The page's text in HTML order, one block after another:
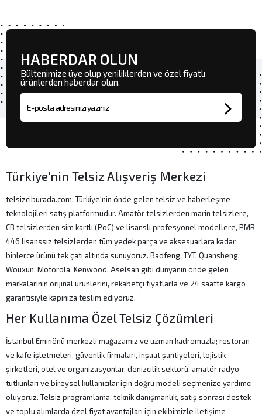
HABERDAR OLUN
Bültenimize üye olup yeniliklerden ve özel fiyatlı
ürünlerden haberdar olun.
E-posta adresi
Türkiye'nin Telsiz Alışveriş Merkezi
telsizciburada.com, Türkiye'nin önde gelen telsiz ve haberleşme
teknolojileri satış platformudur. Amatör telsizlerden marin telsizlere,
CB telsizlerden sim kartlı (PoC) ve lisanslı profesyonel modellere, PMR
446 lisanssız telsizlerden tüm yedek parça ve aksesuarlara kadar
binlerce ürünü tek çatı altında sunuyoruz. Baofeng, TYT, Quansheng,
Wouxun, Motorola, Kenwood, Aselsan gibi dünyanın önde gelen
markalarının orijinal ürünlerini, rekabetçi fiyatlarla ve 24 saatte kargo
garantisiyle kapınıza teslim ediyoruz.
Her Kullanıma Özel Telsiz Çözümleri
İstanbul Eminönü merkezli mağazamız ve uzman kadromuzla; restoran
ve kafe işletmeleri, güvenlik firmaları, inşaat şantiyeleri, lojistik
şirketleri, otel ve organizasyonlar, denizcilik sektörü, amatör radyo
tutkunları ve bireysel kullanıcılar için doğru modeli seçmenize yardımcı
oluyoruz. Telsiz programlama, teknik danışmanlık, satış sonrası destek
ve toplu alımlarda özel fiyat avantajları için ekibimizle iletişime